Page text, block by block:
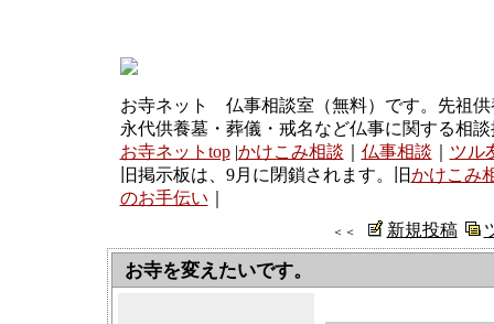
お寺ネット 仏事相談室（無料）です。先祖
永代供養墓・葬儀・戒名など仏事に関する相
お寺ネットtop|かけこみ相談 仏事相談
ツル
旧掲示板は、9月に閉鎖されます。旧かけこみ
のお手伝い
＜＜ 新規投稿
お寺を変えたいです。